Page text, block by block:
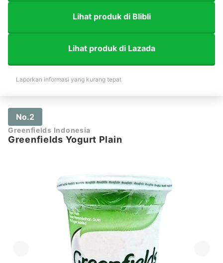
Lihat produk di Blibli
Lihat produk di Lazada
Laporkan informasi yang kurang tepat
No.2
Greenfields Indonesia
Greenfields Yogurt Plain